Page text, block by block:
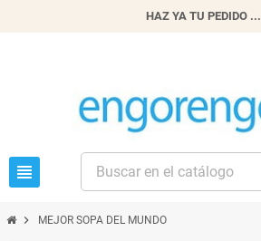
HAZ YA TU PEDIDO ...
view_headline
chevron_right MEJOR SOPA DEL MUNDO